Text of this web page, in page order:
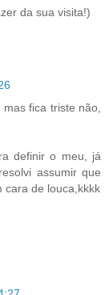
da sua visita!)
fica triste não,
definir o meu, já
assumir que
cara de louca,kkkk